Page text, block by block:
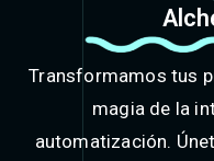
Transformamos tus
magia de la
automatización.